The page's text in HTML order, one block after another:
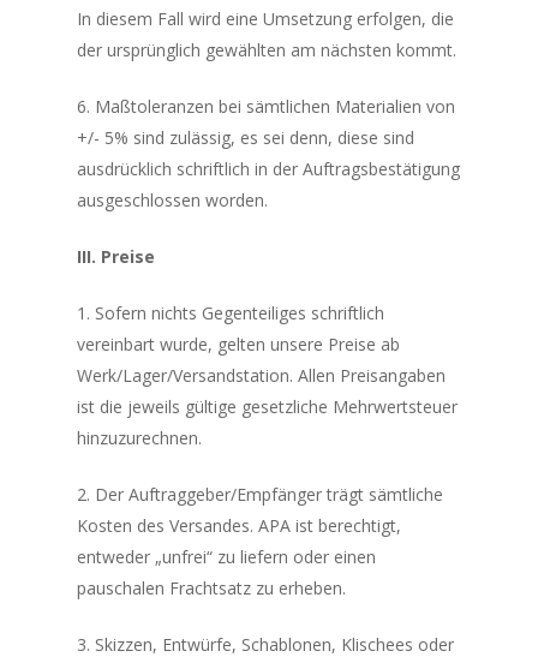
In diesem Fall wird eine Umsetzung erfolgen, die
der ursprünglich gewählten am nächsten kommt.
6. Maßtoleranzen bei sämtlichen Materialien von
+/- 5% sind zulässig, es sei denn, diese sind
ausdrücklich schriftlich in der Auftragsbestätigung
ausgeschlossen worden.
III. Preise
1. Sofern nichts Gegenteiliges schriftlich
vereinbart wurde, gelten unsere Preise ab
Werk/Lager/Versandstation. Allen Preisangaben
ist die jeweils gültige gesetzliche Mehrwertsteuer
hinzuzurechnen.
2. Der Auftraggeber/Empfänger trägt sämtliche
Kosten des Versandes. APA ist berechtigt,
entweder „unfrei“ zu liefern oder einen
pauschalen Frachtsatz zu erheben.
3. Skizzen, Entwürfe, Schablonen, Klischees oder